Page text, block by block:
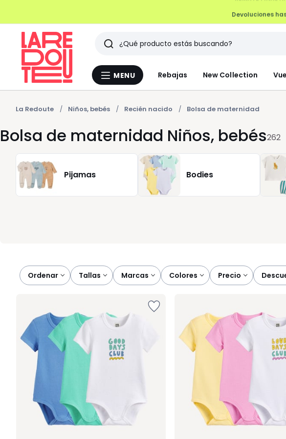
Devoluciones
Menu
MENU Rebajas New Collection
Buscar
Últimos
artículos
vistos
La Redoute Niños, bebés Recién nacido Bolsa de maternidad
Bolsa de maternidad Niños, bebés262
Pijamas Bodies
Ordenar
tallas marcas colores precio